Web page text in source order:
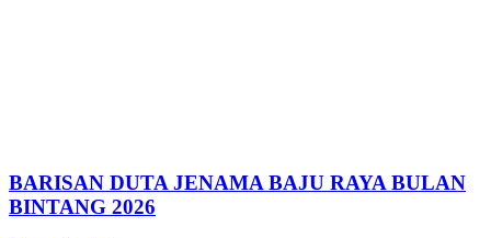
BARISAN DUTA JENAMA BAJU RAYA BULAN
BINTANG 2026